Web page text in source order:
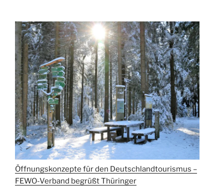
BILD
LIVE“
Öffnungskonzepte für den Deutschlandtourismus –
FEWO-Verband begrüßt Thüringer